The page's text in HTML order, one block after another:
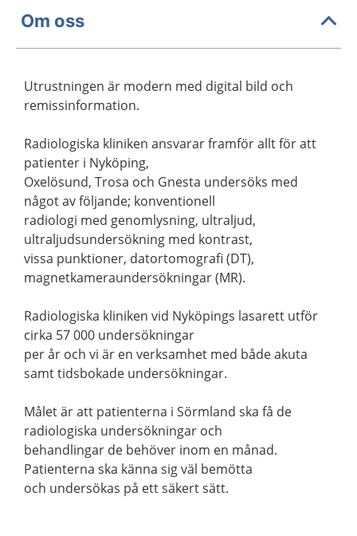
Om oss
Utrustningen är modern med digital bild och
remissinformation.
Radiologiska kliniken ansvarar framför allt för att
patienter i Nyköping,
Oxelösund, Trosa och Gnesta undersöks med
något av följande; konventionell
radiologi med genomlysning, ultraljud,
ultraljudsundersökning med kontrast,
vissa punktioner, datortomografi (DT),
magnetkameraundersökningar (MR).
Radiologiska kliniken vid Nyköpings lasarett utför
cirka 57 000 undersökningar
per år och vi är en verksamhet med både akuta
samt tidsbokade undersökningar.
Målet är att patienterna i Sörmland ska få de
radiologiska undersökningar och
behandlingar de behöver inom en månad.
Patienterna ska känna sig väl bemötta
och undersökas på ett säkert sätt.